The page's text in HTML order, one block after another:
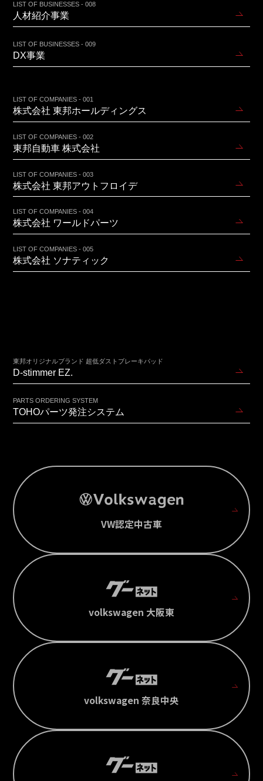
LIST OF BUSINESSES - 008
人材紹介事業
LIST OF BUSINESSES - 009
DX事業
LIST OF COMPANIES - 001
株式会社 東邦ホールディングス
LIST OF COMPANIES - 002
東邦自動車 株式会社
LIST OF COMPANIES - 003
株式会社 東邦アウトフロイデ
LIST OF COMPANIES - 004
株式会社 ワールドパーツ
LIST OF COMPANIES - 005
株式会社 ソナティック
東邦オリジナルブランド 超低ダストブレーキパッド
D-stimmer EZ.
PARTS ORDERING SYSTEM
TOHOパーツ発注システム
VW認定中古車
volkswagen 大阪東
volkswagen 奈良中央